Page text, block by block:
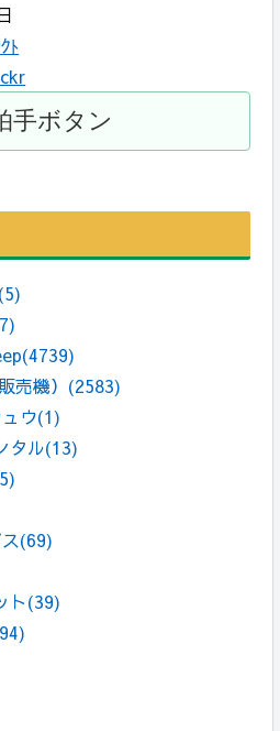
ﾄ
(5)
(4739)
売機） (2583)
ウ(1)
タル(13)
(69)
ト(39)